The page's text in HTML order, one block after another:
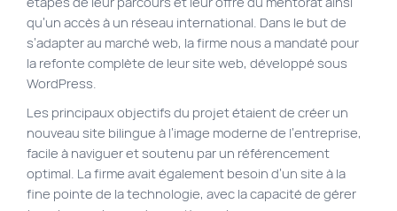
40 rue Jean-Talon E., Montreal
514 278-7575
qu’un accès à un réseau international. Dans le but de
s’adapter au marché web, la firme nous a mandaté pour
la refonte complète de leur site web, développé sous
WordPress.
Les principaux objectifs du projet étaient de créer un
nouveau site bilingue à l’image moderne de l’entreprise,
facile à naviguer et soutenu par un référencement
optimal. La firme avait également besoin d’un site à la
fine pointe de la technologie, avec la capacité de gérer